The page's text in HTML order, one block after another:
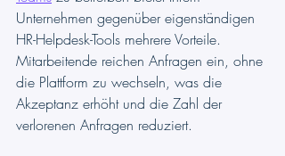
Unternehmen gegenüber eigenständigen
HR-Helpdesk-Tools mehrere Vorteile.
Mitarbeitende reichen Anfragen ein, ohne
die Plattform zu wechseln, was die
Akzeptanz erhöht und die Zahl der
verlorenen Anfragen reduziert.